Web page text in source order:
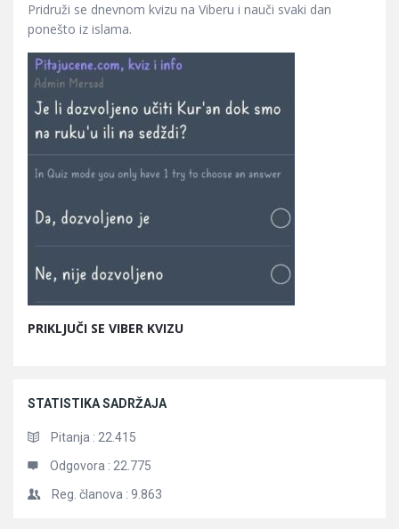
Pridruži se dnevnom kvizu na Viberu i nauči svaki dan
ponešto iz islama.
PRIKLJUČI SE VIBER KVIZU
STATISTIKA SADRŽAJA
Pitanja : 22.415
Odgovora : 22.775
Reg. članova : 9.863